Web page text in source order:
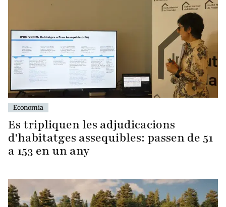
Economia
Es tripliquen les adjudicacions
d'habitatges assequibles: passen de 51
a 153 en un any